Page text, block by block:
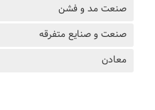
صنعت مد و فشن
صنعت و صنایع متفرقه
معادن